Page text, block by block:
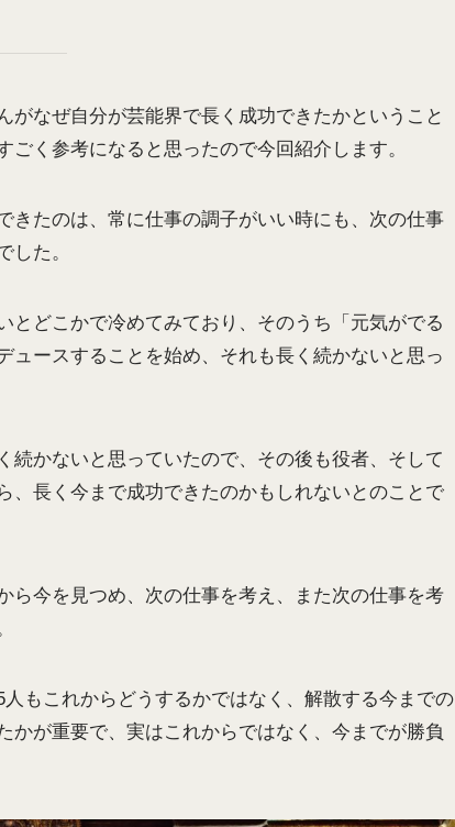
なぜ自分が芸能界で長く成功できたかということ
く参考になると思ったので今回紹介します。
きたのは、常に仕事の調子がいい時にも、次の仕事
した。
どこかで冷めてみており、そのうち「元気がでる
ースすることを始め、それも長く続かないと思っ
続かないと思っていたので、その後も役者、そして
、長く今まで成功できたのかもしれないとのことで
ら今を見つめ、次の仕事を考え、また次の仕事を考
もこれからどうするかではなく、解散する今までの
が重要で、実はこれからではなく、今までが勝負